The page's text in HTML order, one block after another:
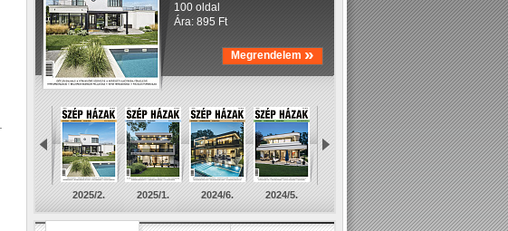
100 oldal
Ára: 895 Ft
Megrendelem »
2025/2. 2025/1. 2024/6. 2024/5.